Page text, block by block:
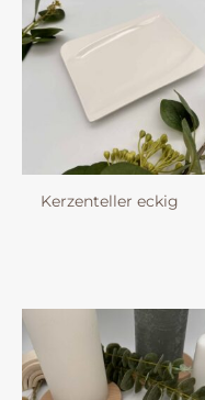
Kerzenteller eckig